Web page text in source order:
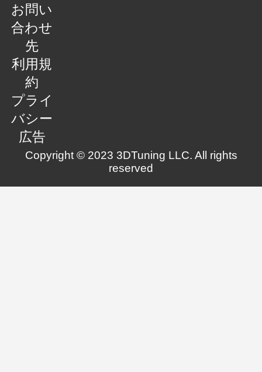
お問い
合わせ
先
利用規
約
プライ
バシー
広告
Copyright © 2023 3DTuning LLC. All rights
reserved